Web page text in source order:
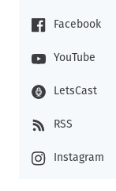
Facebook
YouTube
LetsCast
RSS
Instagram